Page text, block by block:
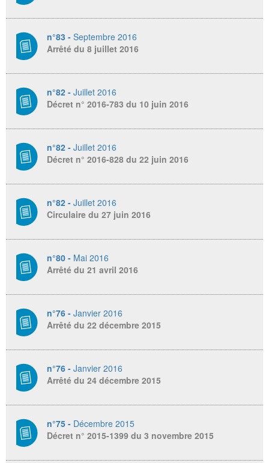
n°83 - Septembre 2016
Arrêté du 8 juillet 2016
n°82 - Juillet 2016
Décret n° 2016-783 du 10 juin 2016
n°82 - Juillet 2016
Décret n° 2016-828 du 22 juin 2016
n°82 - Juillet 2016
Circulaire du 27 juin 2016
n°80 - Mai 2016
Arrêté du 21 avril 2016
n°76 - Janvier 2016
Arrêté du 22 décembre 2015
n°76 - Janvier 2016
Arrêté du 24 décembre 2015
n°75 - Décembre 2015
Décret n° 2015-1399 du 3 novembre 2015